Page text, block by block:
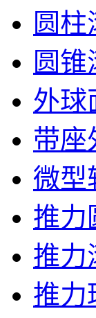
圆
圆
外球
带座
微型
推力
推力
推力